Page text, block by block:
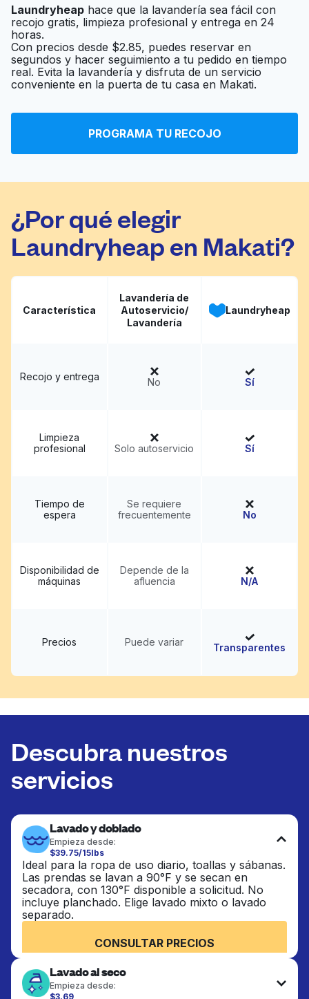
Number One Cleaner Ir al sitio web
Launderland Coin-op Ir al sitio web
International Coin
Ir al sitio web
Laundryheap hace que la lavandería sea fácil con
recojo gratis, limpieza profesional y entrega en 24
horas.
Con precios desde $2.85, puedes reservar en
segundos y hacer seguimiento a tu pedido en tiempo
real. Evita la lavandería y disfruta de un servicio
conveniente en la puerta de tu casa en Makati.
PROGRAMA TU RECOJO
¿Por qué elegir
Laundryheap en Makati?
Característica
Lavandería de
Autoservicio/
Lavandería
Laundryheap
Recojo y entrega No Sí
Limpieza
profesional
Solo autoservicio Sí
Tiempo de
espera
Se requiere
frecuentemente
No
Disponibilidad de
máquinas
Depende de la
afluencia
N/A
Precios Puede variar Transparentes
Descubra nuestros
servicios
Lavado y doblado
Empieza desde:
$39.75/15lbs
Ideal para la ropa de uso diario, toallas y sábanas.
Las prendas se lavan a 90°F y se secan en
secadora, con 130°F disponible a solicitud. No
incluye planchado. Elige lavado mixto o lavado
separado.
CONSULTAR PRECIOS
Lavado al seco
Empieza desde:
$3.69